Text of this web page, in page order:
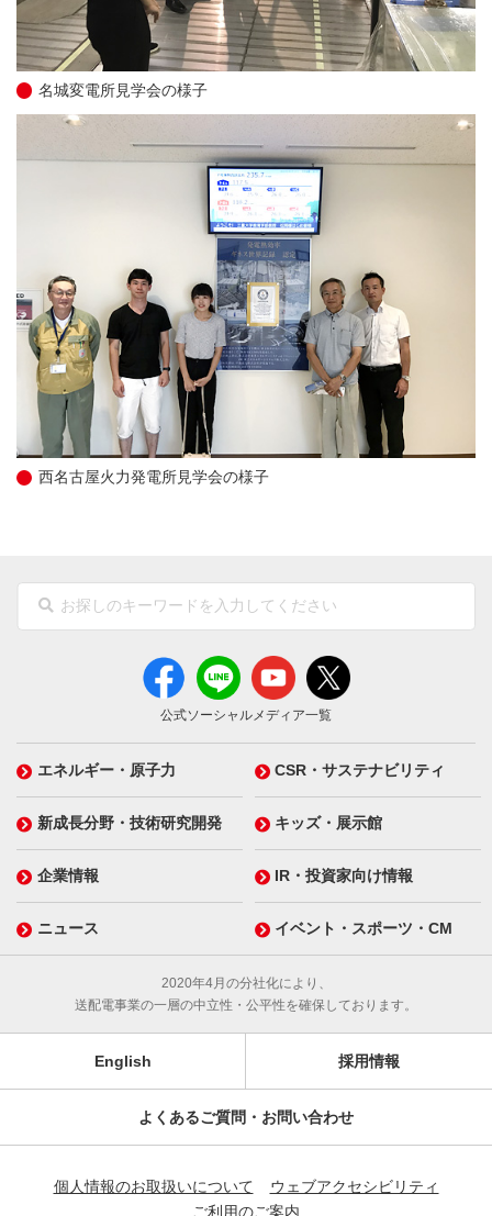
名城変電所見学会の様子
西名古屋火力発電所見学会の様子
公式ソーシャルメディア一覧
エネルギー・原子力 CSR・サステナビリティ
新成長分野・技術研究開発 キッズ・展示館
企業情報 IR・投資家向け情報
ニュース イベント・スポーツ・CM
2020年4月の分社化により、
送配電事業の一層の中立性・公平性を確保しております。
English 採用情報
よくあるご質問・お問い合わせ
個人情報のお取扱いについて
ウェブアクセシビリティ
ご利用のご案内